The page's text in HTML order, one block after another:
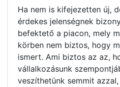
Ha nem is kifejezetten új,
érdekes jelenségnek
befektető a piacon, mely
körben nem biztos, hogy
ismert. Ami biztos az az,
vállalkozásunk
veszíthetünk semmit